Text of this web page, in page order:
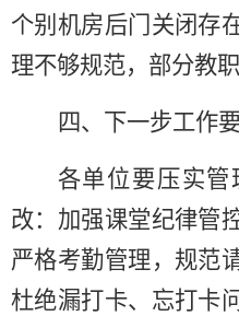
个别机房后门关闭存
理不够规范，部分教
四、下一步工作
各单位要压实
改：加强课堂纪律管
严格考勤管理，规范
杜绝漏打卡、忘打卡